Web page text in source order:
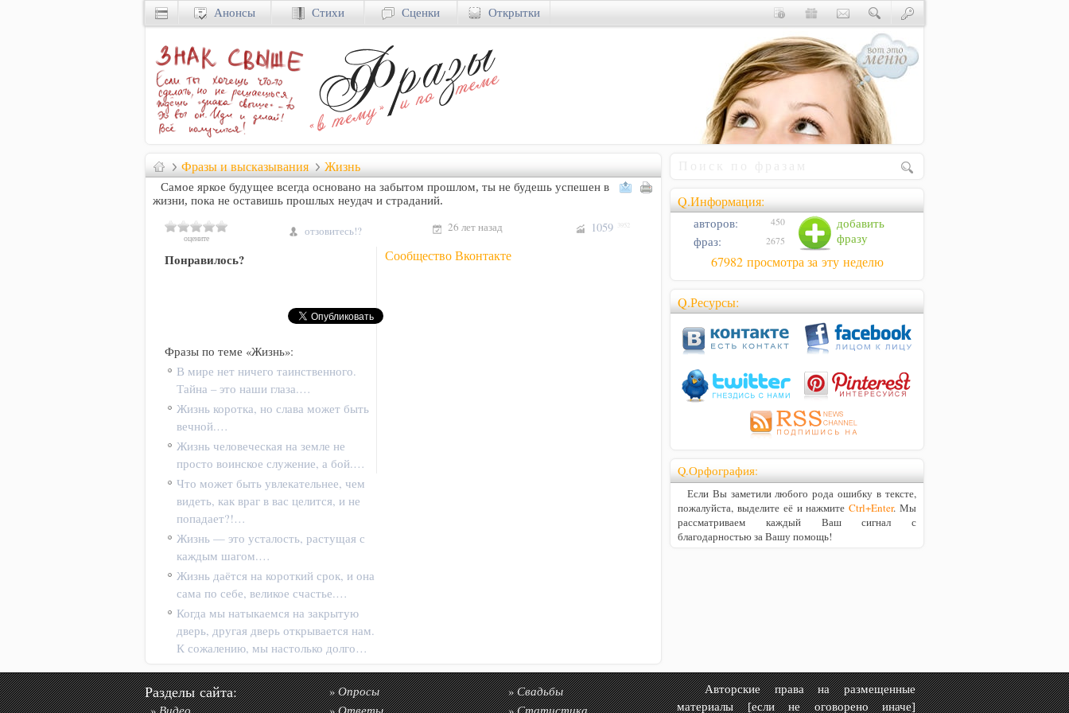
Фразы и высказывания Жизнь
Самое яркое будущее всегда основано на забытом прошлом, ты не будешь успешен в
жизни, пока не оставишь прошлых неудач и страданий.
оцените отзовитесь!? 26 лет назад 1059 3952
Сообщество Вконтакте
Понравилось?
Фразы по теме «Жизнь»:
В мире нет ничего таинственного.
Тайна – это наши глаза.…
Жизнь коротка, но слава может быть
вечной.…
Жизнь человеческая на земле не
просто воинское служение, а бой.…
Что может быть увлекательнее, чем
видеть, как враг в вас целится, и не
попадает?!…
Жизнь — это усталость, растущая с
каждым шагом.…
Жизнь даётся на короткий срок, и она
сама по себе, великое счастье.…
Когда мы натыкаемся на закрытую
дверь, другая дверь открывается нам.
К сожалению, мы настолько долго…
Q.Информация:
добавить
фразу
авторов: 450
фраз: 2675
67982 просмотра за эту неделю
Q.Ресурсы:
Q.Орфография:
Если Вы заметили любого рода ошибку в тексте,
пожалуйста, выделите её и нажмитеCtrl+Enter. Мы
рассматриваем каждый Ваш сигнал с
благодарностью за Вашу помощь!
Анонсы Стихи Сценки Открытки
Разделы сайта:
Видео
»Опросы
Ответы
»Свадьбы
Статистика
Авторские права на размещенные
материалы [если не оговорено иначе]